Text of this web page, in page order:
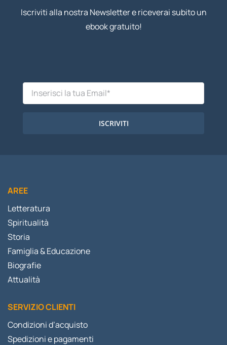
Iscriviti alla nostra Newsletter e riceverai subito un
ebook gratuito!
ISCRIVITI
AREE
Letteratura
Spiritualità
Storia
Famiglia & Educazione
Biografie
Attualità
SERVIZIO CLIENTI
Condizioni d’acquisto
Spedizioni e pagamenti